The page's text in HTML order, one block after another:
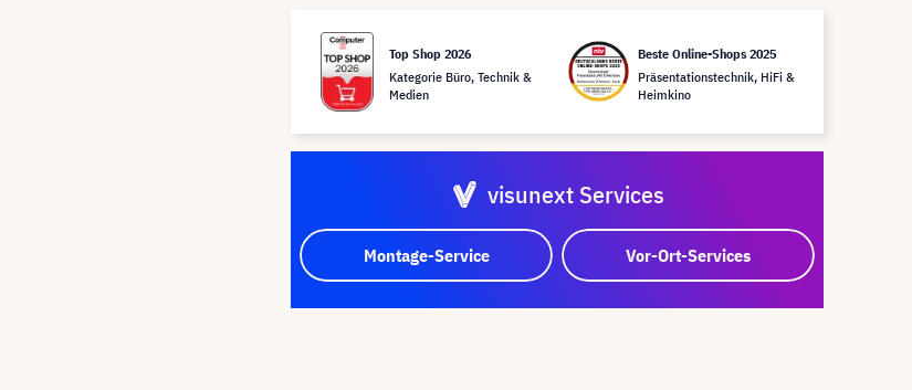
Top Shop 2026
Kategorie Büro, Technik &
Medien
Beste Online-Shops 2025
Präsentationstechnik, HiFi &
Heimkino
visunext Services
Montage-Service Vor-Ort-Services